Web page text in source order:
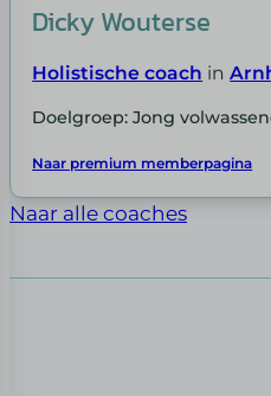
Dicky Wouterse
Holistische coach in
Doelgroep: Jong
Naar premium memberpagina
Naar alle coaches